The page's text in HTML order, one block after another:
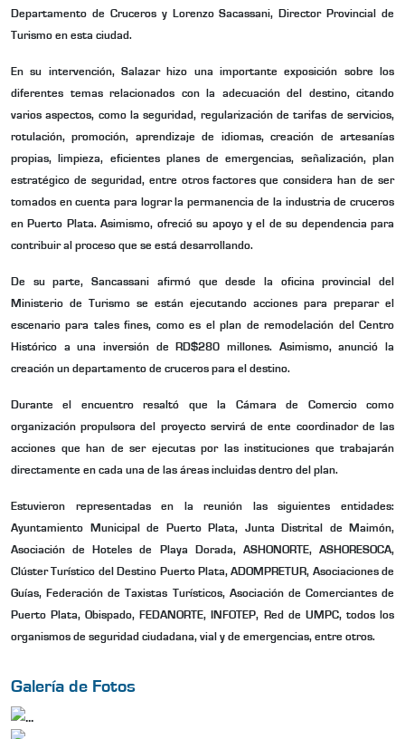
Departamento de Cruceros y Lorenzo Sacassani, Director Provincial de
Turismo en esta ciudad.
En su intervención, Salazar hizo una importante exposición sobre los
diferentes temas relacionados con la adecuación del destino, citando
varios aspectos, como la seguridad, regularización de tarifas de servicios,
rotulación, promoción, aprendizaje de idiomas, creación de artesanías
propias, limpieza, eficientes planes de emergencias, señalización, plan
estratégico de seguridad, entre otros factores que considera han de ser
tomados en cuenta para lograr la permanencia de la industria de cruceros
en Puerto Plata. Asimismo, ofreció su apoyo y el de su dependencia para
contribuir al proceso que se está desarrollando.
De su parte, Sancassani afirmó que desde la oficina provincial del
Ministerio de Turismo se están ejecutando acciones para preparar el
escenario para tales fines, como es el plan de remodelación del Centro
Histórico a una inversión de RD$280 millones. Asimismo, anunció la
creación un departamento de cruceros para el destino.
Durante el encuentro resaltó que
la Cámara de Comercio como
organización propulsora del proyecto servirá de ente coordinador de las
acciones que han de ser ejecutas por las instituciones que trabajarán
directamente en cada una de las áreas incluidas dentro del plan.
Estuvieron representadas en la reunión las siguientes entidades:
Ayuntamiento Municipal de Puerto Plata, Junta Distrital de Maimón,
Asociación de Hoteles de Playa Dorada, ASHONORTE, ASHORESOCA,
Clúster Turístico del Destino Puerto Plata, ADOMPRETUR, Asociaciones de
Guías, Federación de Taxistas Turísticos, Asociación de Comerciantes de
Puerto Plata, Obispado, FEDANORTE, INFOTEP, Red de UMPC, todos los
organismos de seguridad ciudadana, vial y de emergencias, entre otros.
Galería de Fotos